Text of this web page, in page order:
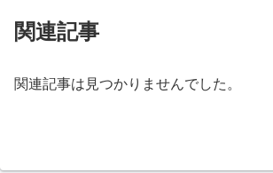
関連記事
関連記事は見つかりませんでした。